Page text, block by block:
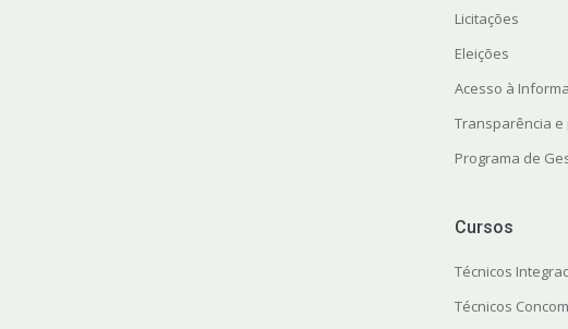
Licitações
Eleições
Acesso à
Transparência
Programa de
Cursos
Técnicos
Técnicos